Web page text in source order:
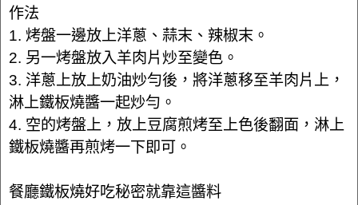
作法
1. 烤盤一邊放上洋蔥、蒜末、辣椒末。
2. 另一烤盤放入羊肉片炒至變色。
3. 洋蔥上放上奶油炒勻後，將洋蔥移至羊肉片上，
淋上鐵板燒醬一起炒勻。
4. 空的烤盤上，放上豆腐煎烤至上色後翻面，淋上
鐵板燒醬再煎烤一下即可。
餐廳鐵板燒好吃秘密就靠這醬料